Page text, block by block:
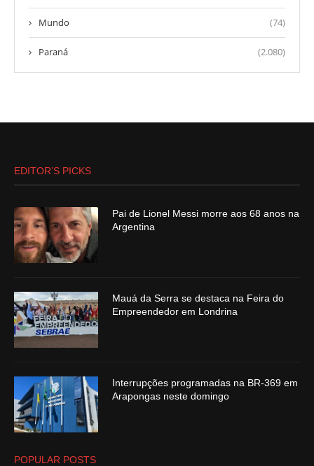
Mundo (74)
Paraná (2.080)
EDITOR’S PICKS
Pai de Lionel Messi morre aos 68 anos na
Argentina
Mauá da Serra se destaca na Feira do
Empreendedor em Londrina
Interrupções programadas na BR-369 em
Arapongas neste domingo
POPULAR POSTS